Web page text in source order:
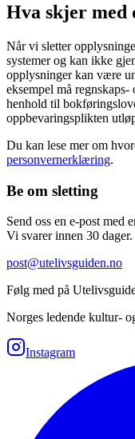
Hva skjer med
Når vi sletter
systemer og kan ikke
opplysninger kan være
eksempel må
henhold til
oppbevaringsplikten
Du kan lese mer om
personvernerklæring.
Be om sletting
Send oss en e-post med
Vi svarer innen 30 dager.
post@utelivsguiden.no
Følg med på
Norges ledende kultur-
Instagram